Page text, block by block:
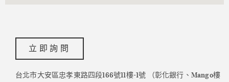
立即詢問
台北市大安區忠孝東路四段166號11樓-1號 （彰化銀行、Mango樓